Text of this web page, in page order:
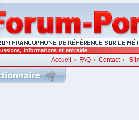
Accueil • FAQ •Contact•